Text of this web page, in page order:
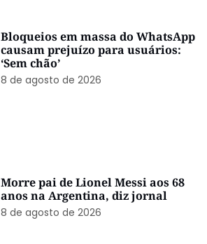
Bloqueios em massa do WhatsApp
causam prejuízo para usuários:
‘Sem chão’
8 de agosto de 2026
Morre pai de Lionel Messi aos 68
anos na Argentina, diz jornal
8 de agosto de 2026